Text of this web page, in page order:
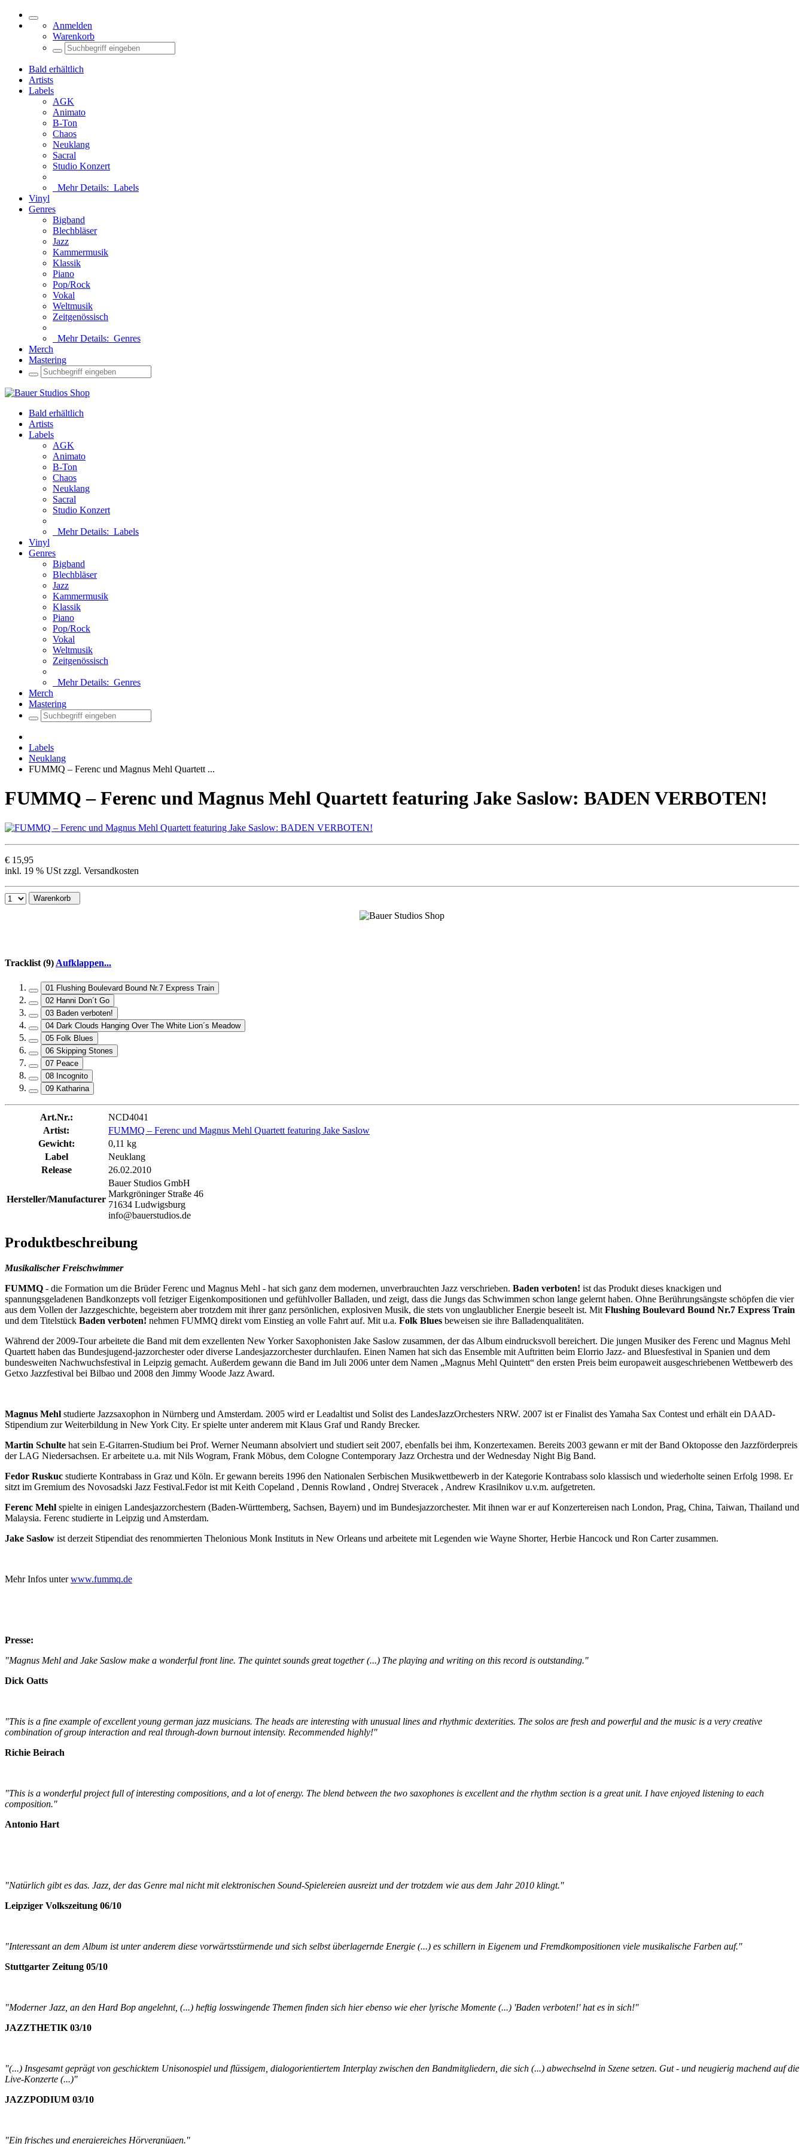
NavigationAnmelden
Warenkorb
Bald erhältlich
Artists
Labels
AGK
Animato
B-Ton
Chaos
Neuklang
Sacral
Studio Konzert
Mehr Details: Labels
Vinyl
Genres
Bigband
Blechbläser
Jazz
Kammermusik
Klassik
Piano
Pop/Rock
Vokal
Weltmusik
Zeitgenössisch
Mehr Details: Genres
Merch
Mastering
Bald erhältlich
Artists
Labels
AGK
Animato
B-Ton
Chaos
Neuklang
Sacral
Studio Konzert
Mehr Details: Labels
Vinyl
Genres
Bigband
Blechbläser
Jazz
Kammermusik
Klassik
Piano
Pop/Rock
Vokal
Weltmusik
Zeitgenössisch
Mehr Details: Genres
Merch
Mastering
Labels
Neuklang
FUMMQ – Ferenc und Magnus Mehl Quartett ...
FUMMQ – Ferenc und Magnus Mehl Quartett featuring Jake Saslow: BADEN VERBOTEN!
€ 15,95
inkl. 19 % USt zzgl. Versandkosten
Warenkorb
Tracklist (9)Aufklappen...
01 Flushing Boulevard Bound Nr.7 Express Train
02 Hanni Don´t Go
03 Baden verboten!
04 Dark Clouds Hanging Over The White Lion´s Meadow
05 Folk Blues
06 Skipping Stones
07 Peace
08 Incognito
09 Katharina
Art.Nr.:
NCD4041
Artist:
FUMMQ – Ferenc und Magnus Mehl Quartett featuring Jake Saslow
Gewicht:
0,11 kg
Label
Neuklang
Release
26.02.2010
Hersteller/Manufacturer
Bauer Studios GmbH
Markgröninger Straße 46
71634 Ludwigsburg
info@bauerstudios.de
Produktbeschreibung
Musikalischer Freischwimmer
FUMMQ - die Formation um die Brüder Ferenc und Magnus Mehl - hat sich ganz dem modernen, unverbrauchten Jazz verschrieben. Baden verboten! ist das Produkt dieses knackigen und
spannungsgeladenen Bandkonzepts voll fetziger Eigenkompositionen und gefühlvoller Balladen, und zeigt, dass die Jungs das Schwimmen schon lange gelernt haben. Ohne Berührungsängste schöpfen die vier
aus dem Vollen der Jazzgeschichte, begeistern aber trotzdem mit ihrer ganz persönlichen, explosiven Musik, die stets von unglaublicher Energie beseelt ist. Mit Flushing Boulevard Bound Nr.7 Express Train
und dem Titelstück Baden verboten! nehmen FUMMQ direkt vom Einstieg an volle Fahrt auf. Mit u.a. Folk Blues beweisen sie ihre Balladenqualitäten.
Während der 2009-Tour arbeitete die Band mit dem exzellenten New Yorker Saxophonisten Jake Saslow zusammen, der das Album eindrucksvoll bereichert. Die jungen Musiker des Ferenc und Magnus Mehl
Quartett haben das Bundesjugend-jazzorchester oder diverse Landesjazzorchester durchlaufen. Einen Namen hat sich das Ensemble mit Auftritten beim Elorrio Jazz- and Bluesfestival in Spanien und dem
bundesweiten Nachwuchsfestival in Leipzig gemacht. Außerdem gewann die Band im Juli 2006 unter dem Namen „Magnus Mehl Quintett“ den ersten Preis beim europaweit ausgeschriebenen Wettbewerb des
Getxo Jazzfestival bei Bilbao und 2008 den Jimmy Woode Jazz Award.
Magnus Mehl studierte Jazzsaxophon in Nürnberg und Amsterdam. 2005 wird er Leadaltist und Solist des LandesJazzOrchesters NRW. 2007 ist er Finalist des Yamaha Sax Contest und erhält ein DAAD-
Stipendium zur Weiterbildung in New York City. Er spielte unter anderem mit Klaus Graf und Randy Brecker.
Martin Schulte hat sein E-Gitarren-Studium bei Prof. Werner Neumann absolviert und studiert seit 2007, ebenfalls bei ihm, Konzertexamen. Bereits 2003 gewann er mit der Band Oktoposse den Jazzförderpreis
der LAG Niedersachsen. Er arbeitete u.a. mit Nils Wogram, Frank Möbus, dem Cologne Contemporary Jazz Orchestra und der Wednesday Night Big Band.
Fedor Ruskuc studierte Kontrabass in Graz und Köln. Er gewann bereits 1996 den Nationalen Serbischen Musikwettbewerb in der Kategorie Kontrabass solo klassisch und wiederholte seinen Erfolg 1998. Er
sitzt im Gremium des Novosadski Jazz Festival.Fedor ist mit Keith Copeland , Dennis Rowland , Ondrej Stveracek , Andrew Krasilnikov u.v.m. aufgetreten.
Ferenc Mehl spielte in einigen Landesjazzorchestern (Baden-Württemberg, Sachsen, Bayern) und im Bundesjazzorchester. Mit ihnen war er auf Konzertereisen nach London, Prag, China, Taiwan, Thailand und
Malaysia. Ferenc studierte in Leipzig und Amsterdam.
Jake Saslow ist derzeit Stipendiat des renommierten Thelonious Monk Instituts in New Orleans und arbeitete mit Legenden wie Wayne Shorter, Herbie Hancock und Ron Carter zusammen.
Mehr Infos unterwww.fummq.de
Presse:
"Magnus Mehl and Jake Saslow make a wonderful front line. The quintet sounds great together (...) The playing and writing on this record is outstanding."
Dick Oatts
"This is a fine example of excellent young german jazz musicians. The heads are interesting with unusual lines and rhythmic dexterities. The solos are fresh and powerful and the music is a very creative
combination of group interaction and real through-down burnout intensity. Recommended highly!"
Richie Beirach
"This is a wonderful project full of interesting compositions, and a lot of energy. The blend between the two saxophones is excellent and the rhythm section is a great unit. I have enjoyed listening to each
composition."
Antonio Hart
"Natürlich gibt es das. Jazz, der das Genre mal nicht mit elektronischen Sound-Spielereien ausreizt und der trotzdem wie aus dem Jahr 2010 klingt."
Leipziger Volkszeitung 06/10
"Interessant an dem Album ist unter anderem diese vorwärtsstürmende und sich selbst überlagernde Energie (...) es schillern in Eigenem und Fremdkompositionen viele musikalische Farben auf."
Stuttgarter Zeitung 05/10
"Moderner Jazz, an den Hard Bop angelehnt, (...) heftig losswingende Themen finden sich hier ebenso wie eher lyrische Momente (...) 'Baden verboten!' hat es in sich!"
JAZZTHETIK 03/10
"(...) Insgesamt geprägt von geschicktem Unisonospiel und flüssigem, dialogorientiertem Interplay zwischen den Bandmitgliedern, die sich (...) abwechselnd in Szene setzen. Gut - und neugierig machend auf die
Live-Konzerte (...)"
JAZZPODIUM 03/10
"Ein frisches und energiereiches Hörvergnügen."